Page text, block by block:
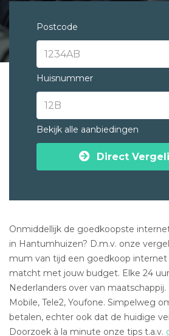
Postcode
Huisnummer
Bekijk alle aanbiedingen
Direct
Onmiddellijk de goedkoopste
in Hantumhuizen? D.m.v. onze
mum van tijd een goedkoop
matcht met jouw budget. Elke 24
Nederlanders over van
Mobile, Tele2, Youfone. Simpelweg
betalen, echter ook dat de huidige
Doorzoek à la minute onze tips t.a.v.